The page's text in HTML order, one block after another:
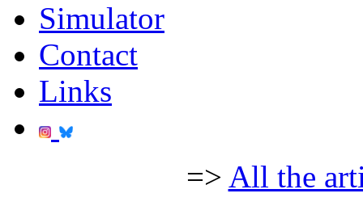
Simulator
Contact
Links
=> All the